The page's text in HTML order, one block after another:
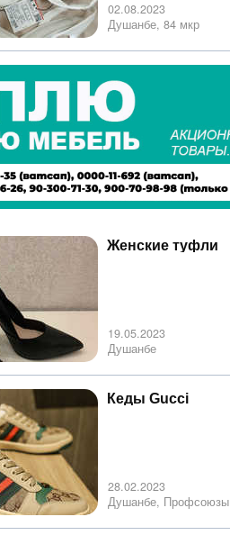
02.08.2023
Душанбе, 84 мкр
Женские туфли
19.05.2023
Душанбе
Кеды Gucci
28.02.2023
Душанбе, Профсоюзы